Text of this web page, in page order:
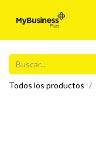
Todos los productos